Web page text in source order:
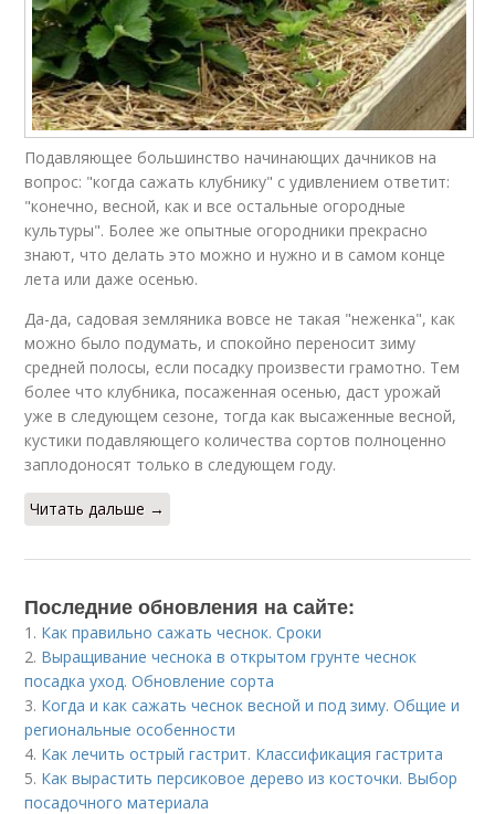
Подавляющее большинство начинающих дачников на
вопрос: "когда сажать клубнику" с удивлением ответит:
"конечно, весной, как и все остальные огородные
культуры". Более же опытные огородники прекрасно
знают, что делать это можно и нужно и в самом конце
лета или даже осенью.
Да-да, садовая земляника вовсе не такая "неженка", как
можно было подумать, и спокойно переносит зиму
средней полосы, если посадку произвести грамотно. Тем
более что клубника, посаженная осенью, даст урожай
уже в следующем сезоне, тогда как высаженные весной,
кустики подавляющего количества сортов полноценно
заплодоносят только в следующем году.
Читать дальше →
Последние обновления на сайте:
1. Как правильно сажать чеснок. Сроки
2. Выращивание чеснока в открытом грунте чеснок
посадка уход. Обновление сорта
3. Когда и как сажать чеснок весной и под зиму. Общие и
региональные особенности
4. Как лечить острый гастрит. Классификация гастрита
5. Как вырастить персиковое дерево из косточки. Выбор
посадочного материала